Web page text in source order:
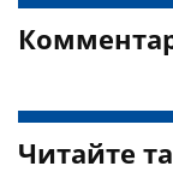
Читайте